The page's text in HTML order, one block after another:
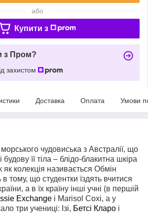
або
Купити з
з Пром?
захистом
Доставка Оплата Умови
чудовиська з Австралії, що
будову її тіла – блідо-блакитна шкіра
колекція називається Обмін
тому, що студентки їздять вчитися
а в їх країну інші учні (в першій
Exchange і Marisol Coxi, а у
три учениці: Ізі, Бетсі Кларо і